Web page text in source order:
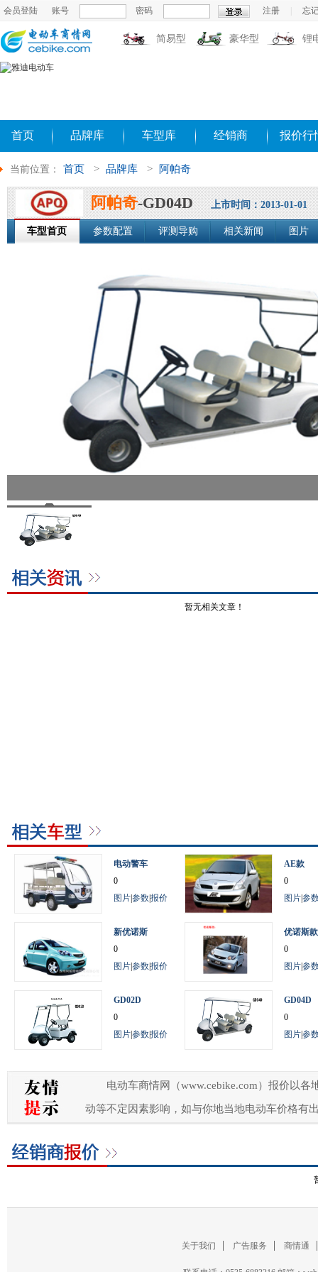
会员登陆 账号 密码 注册 忘
简易型 豪华型 锂
首页 品牌库 车型库 经销商 报价行
当前位置： 首页 > 品牌库 > 阿帕奇
阿帕奇-GD04D 上市时间：2013-01-01
车型首页 参数配置 评测导购 相关新闻 图片
暂无相关文章！
电动警车
0
图片参数报价
AE款
0
图片参
新优诺斯
0
图片参数报价
优诺斯款
0
图片参
GD02D
0
图片参数报价
GD04D
0
图片参
电动车商情网（www.cebike.com）报价以
动等不定因素影响，如与你地当地电动车价格有
关于我们 广告服务 商情通